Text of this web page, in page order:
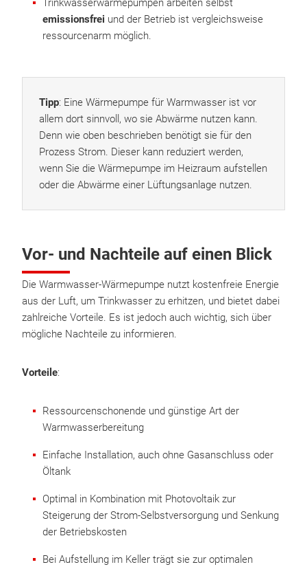
Trinkwasserwärmepumpen arbeiten selbst
emissionsfrei und der Betrieb ist vergleichsweise
ressourcenarm möglich.
Tipp: Eine Wärmepumpe für Warmwasser ist vor
allem dort sinnvoll, wo sie Abwärme nutzen kann.
Denn wie oben beschrieben benötigt sie für den
Prozess Strom. Dieser kann reduziert werden,
wenn Sie die Wärmepumpe im Heizraum aufstellen
oder die Abwärme einer Lüftungsanlage nutzen.
Vor- und Nachteile auf einen Blick
Die Warmwasser-Wärmepumpe nutzt kostenfreie Energie
aus der Luft, um Trinkwasser zu erhitzen, und bietet dabei
zahlreiche Vorteile. Es ist jedoch auch wichtig, sich über
mögliche Nachteile zu informieren.
Vorteile:
Ressourcenschonende und günstige Art der
Warmwasserbereitung
Einfache Installation, auch ohne Gasanschluss oder
Öltank
Optimal in Kombination mit Photovoltaik zur
Steigerung der Strom-Selbstversorgung und Senkung
der Betriebskosten
Bei Aufstellung im Keller trägt sie zur optimalen